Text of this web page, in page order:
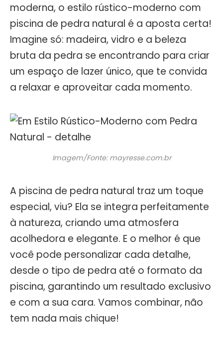
moderna, o estilo rústico-moderno com
piscina de pedra natural é a aposta certa!
Imagine só: madeira, vidro e a beleza
bruta da pedra se encontrando para criar
um espaço de lazer único, que te convida
a relaxar e aproveitar cada momento.
Imagem/Fonte: mayresse.com.br
A piscina de pedra natural traz um toque
especial, viu? Ela se integra perfeitamente
à natureza, criando uma atmosfera
acolhedora e elegante. E o melhor é que
você pode personalizar cada detalhe,
desde o tipo de pedra até o formato da
piscina, garantindo um resultado exclusivo
e com a sua cara. Vamos combinar, não
tem nada mais chique!